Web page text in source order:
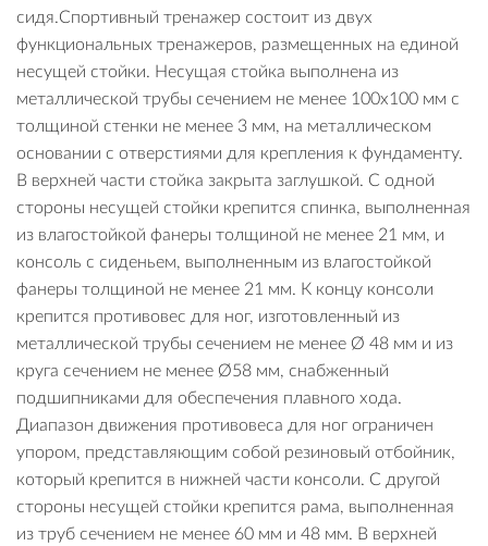
сидя.Спортивный тренажер состоит из двух
функциональных тренажеров, размещенных на единой
несущей стойки. Несущая стойка выполнена из
металлической трубы сечением не менее 100х100 мм с
толщиной стенки не менее 3 мм, на металлическом
основании с отверстиями для крепления к фундаменту.
В верхней части стойка закрыта заглушкой. С одной
стороны несущей стойки крепится спинка, выполненная
из влагостойкой фанеры толщиной не менее 21 мм, и
консоль с сиденьем, выполненным из влагостойкой
фанеры толщиной не менее 21 мм. К концу консоли
крепится противовес для ног, изготовленный из
металлической трубы сечением не менее Ø 48 мм и из
круга сечением не менее Ø58 мм, снабженный
подшипниками для обеспечения плавного хода.
Диапазон движения противовеса для ног ограничен
упором, представляющим собой резиновый отбойник,
который крепится в нижней части консоли. С другой
стороны несущей стойки крепится рама, выполненная
из труб сечением не менее 60 мм и 48 мм. В верхней